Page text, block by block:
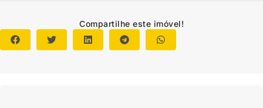
Compartilhe este imóvel!